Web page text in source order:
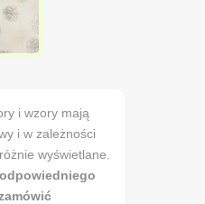
i wzory mają
i w zależności
wyświetlane.